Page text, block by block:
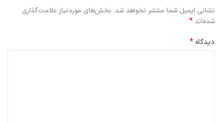
نشانی ایمیل شما منتشر نخواهد شد. بخش‌های موردنیاز علامت‌گذاری
شده‌اند*
دیدگاه *